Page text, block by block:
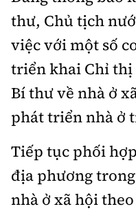
thư, Chủ tịch
việc với một số
triển khai Chỉ thị
Bí thư về nhà ở
phát triển nhà ở
Tiếp tục phối
địa phương
nhà ở xã hội